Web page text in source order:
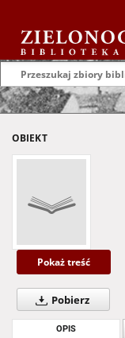
OBIEKT
Pokaż treść
Pobierz
OPIS